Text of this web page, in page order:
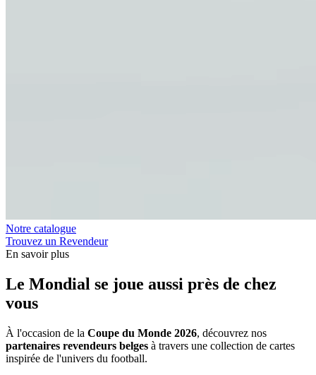
Notre catalogue
Trouvez un Revendeur
En savoir plus
Le Mondial se joue aussi près de chez
vous
À l'occasion de la Coupe du Monde 2026, découvrez nos
partenaires revendeurs belges à travers une collection de cartes
inspirée de l'univers du football.